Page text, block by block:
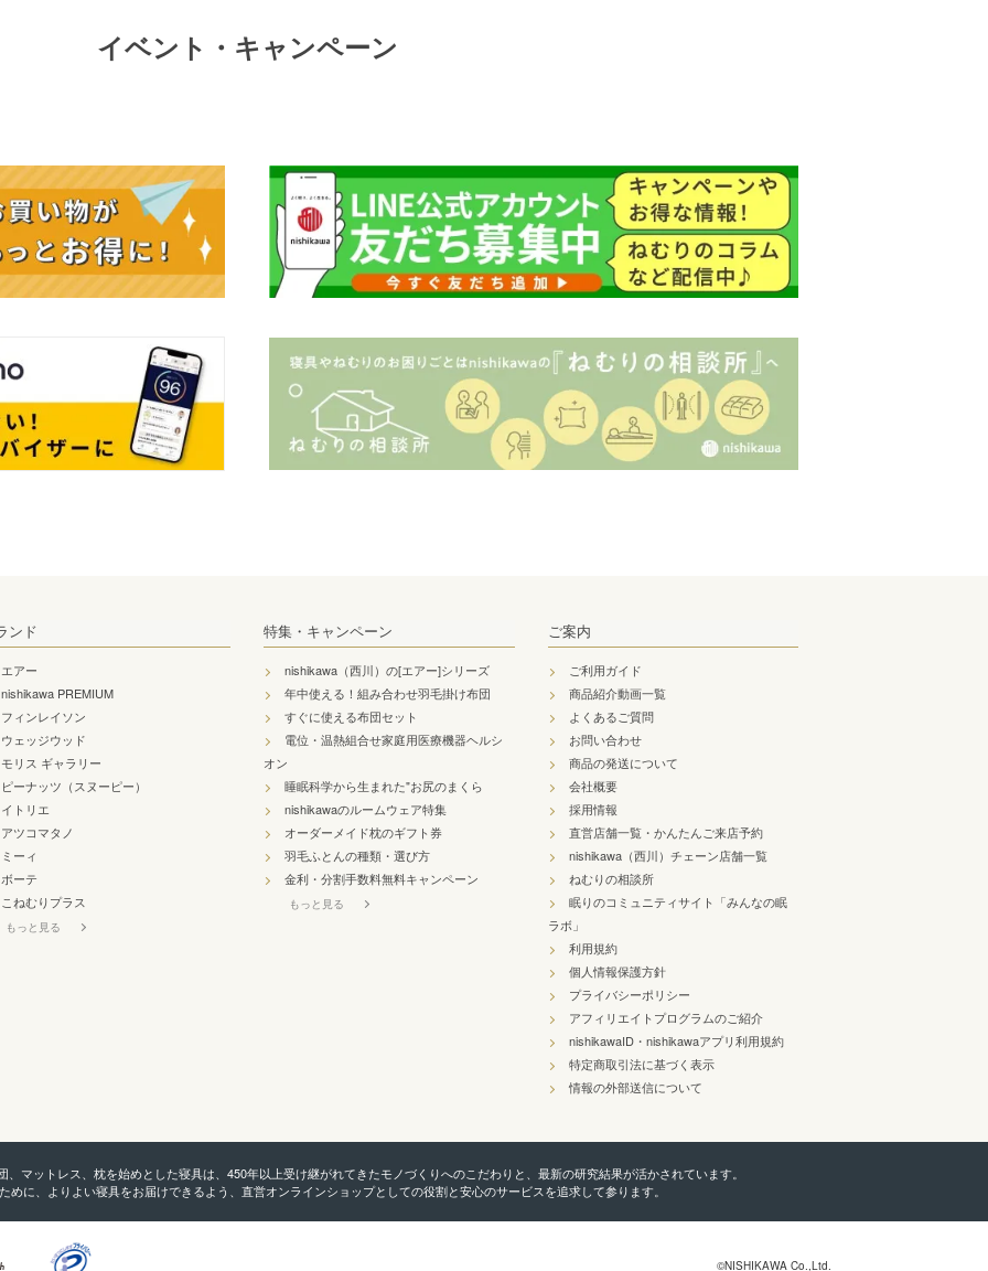
イベント・キャンペーン
ンド
エアー
nishikawa PREMIUM
フィンレイソン
ウェッジウッド
モリス ギャラリー
ピーナッツ（スヌーピー）
イトリエ
アツコマタノ
ミーィ
ボーテ
こねむりプラス
もっと見る
特集・キャンペーン
nishikawa（西川）の[エアー]シリーズ
年中使える！組み合わせ羽毛掛け布団
すぐに使える布団セット
電位・温熱組合せ家庭用医療機器ヘルシ
オン
睡眠科学から生まれた"お尻のまくら
nishikawaのルームウェア特集
オーダーメイド枕のギフト券
羽毛ふとんの種類・選び方
金利・分割手数料無料キャンペーン
もっと見る
ご案内
ご利用ガイド
商品紹介動画一覧
よくあるご質問
お問い合わせ
商品の発送について
会社概要
採用情報
直営店舗一覧・かんたんご来店予約
nishikawa（西川）チェーン店舗一覧
ねむりの相談所
眠りのコミュニティサイト「みんなの眠
ラボ」
利用規約
個人情報保護方針
プライバシーポリシー
アフィリエイトプログラムのご紹介
nishikawaID・nishikawaアプリ利用規約
特定商取引法に基づく表示
情報の外部送信について
マットレス、枕を始めとした寝具は、450年以上受け継がれてきたモノづくりへのこだわりと、最新の研究結果が活かされています。
めに、よりよい寝具をお届けできるよう、直営オンラインショップとしての役割と安心のサービスを追求して参ります。
©NISHIKAWA Co.,Ltd.